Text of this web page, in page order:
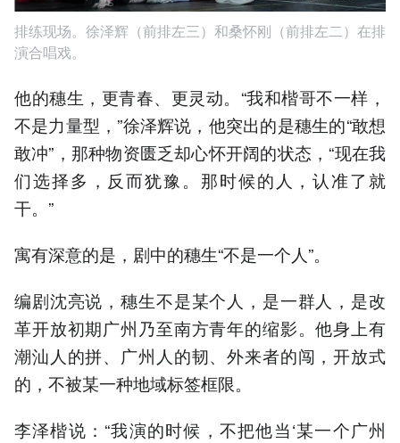
排练现场。徐泽辉（前排左三）和桑怀刚（前排左二）在排
演合唱戏。
他的穗生，更青春、更灵动。“我和楷哥不一样，
不是力量型，”徐泽辉说，他突出的是穗生的“敢想
敢冲”，那种物资匮乏却心怀开阔的状态，“现在我
们选择多，反而犹豫。那时候的人，认准了就
干。”
寓有深意的是，剧中的穗生“不是一个人”。
编剧沈亮说，穗生不是某个人，是一群人，是改
革开放初期广州乃至南方青年的缩影。他身上有
潮汕人的拼、广州人的韧、外来者的闯，开放式
的，不被某一种地域标签框限。
李泽楷说：“我演的时候，不把他当‘某一个广州